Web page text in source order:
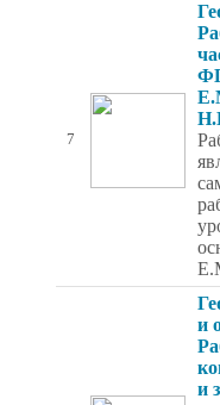
7
и
и